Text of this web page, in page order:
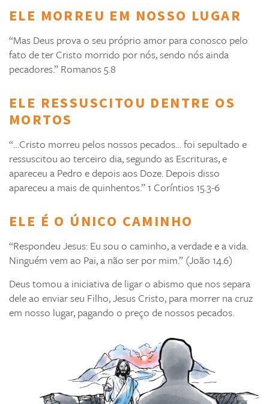
ELE MORREU EM NOSSO LUGAR
“Mas Deus prova o seu próprio amor para conosco pelo
fato de ter Cristo morrido por nós, sendo nós ainda
pecadores.” Romanos 5.8
ELE RESSUSCITOU DENTRE OS
MORTOS
“…Cristo morreu pelos nossos pecados… foi sepultado e
ressuscitou ao terceiro dia, segundo as Escrituras, e
apareceu a Pedro e depois aos Doze. Depois disso
apareceu a mais de quinhentos.” 1 Coríntios 15.3-6
ELE É O ÚNICO CAMINHO
“Respondeu Jesus: Eu sou o caminho, a verdade e a vida.
Ninguém vem ao Pai, a não ser por mim.” (João 14.6)
Deus tomou a iniciativa de ligar o abismo que nos separa
dele ao enviar seu Filho, Jesus Cristo, para morrer na cruz
em nosso lugar, pagando o preço de nossos pecados.